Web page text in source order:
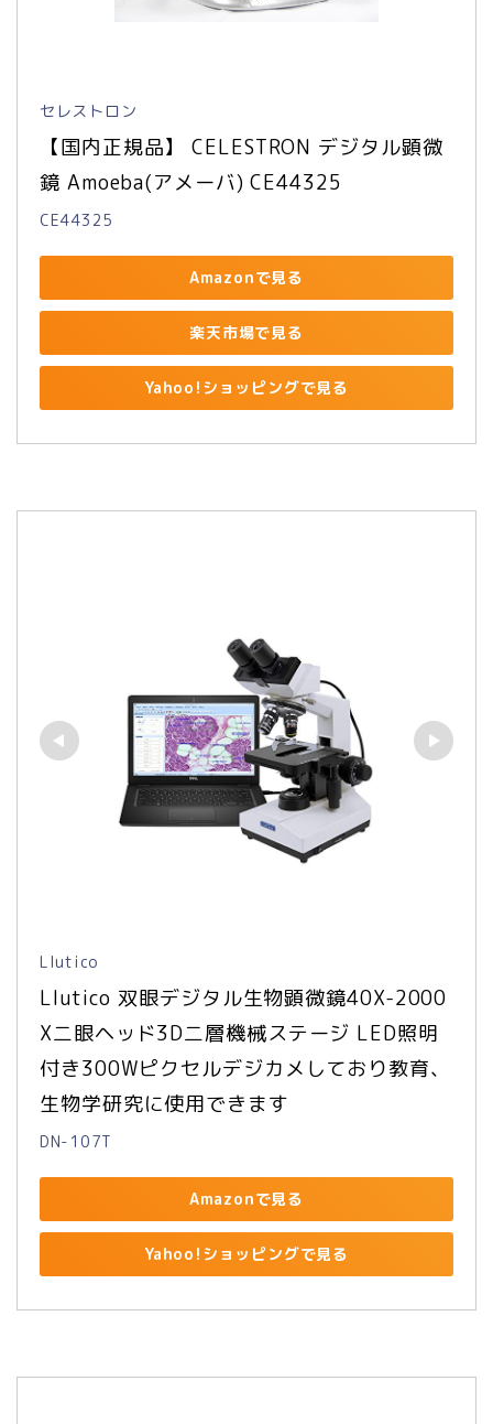
セレストロン
【国内正規品】 CELESTRON デジタル顕微
鏡 Amoeba(アメーバ) CE44325
CE44325
Amazonで見る
楽天市場で見る
Yahoo!ショッピングで見る
Llutico
Llutico 双眼デジタル生物顕微鏡40X-2000
X二眼ヘッド3D二層機械ステージ LED照明
付き300Wピクセルデジカメしており教育、
生物学研究に使用できます
DN-107T
Amazonで見る
Yahoo!ショッピングで見る